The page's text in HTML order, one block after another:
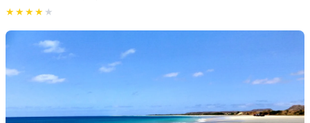
★★★★ ★